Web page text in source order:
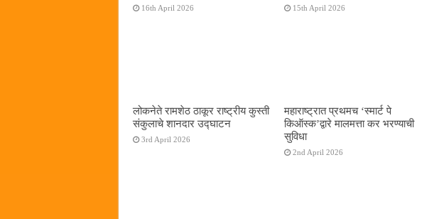
16th April 2026 15th April 2026
लोकनेते रामशेठ ठाकूर राष्ट्रीय कुस्ती
संकुलाचे शानदार उद्घाटन
3rd April 2026
महाराष्ट्रात प्रथमच ‌‘स्मार्ट पे
किऑस्क‌’द्वारे मालमत्ता कर भरण्याची
सुविधा
2nd April 2026